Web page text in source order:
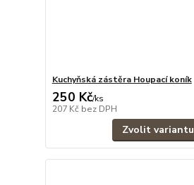
Kuchyňská zástěra Houpací koník
250 Kč/ks
207 Kč bez DPH
Zvolit variantu